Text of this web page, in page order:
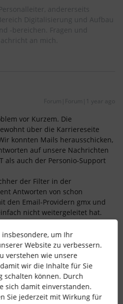
andererseits
Digitalisierung und Aufbau
-bereichen. Fragen und
an mich.
Forum|Forum|1 year ago
vor Kurzem. Die
über die Karriereseite
konnten Mails herausschicken,
auf unsere Nachrichten
als auch der Personio-Support
der Filter in der
Antworten von schon
den Email-Providern gmx und
nicht weitergeleitet hat.
zuzuweisenden Nachrichten
alle Nachrichten der
insbesondere, um Ihr
Website zu verbessern.
verstehen wie unsere
wir die Inhalte für Sie
schalten können. Durch
sich damit einverstanden.
Sie jederzeit mit Wirkung für